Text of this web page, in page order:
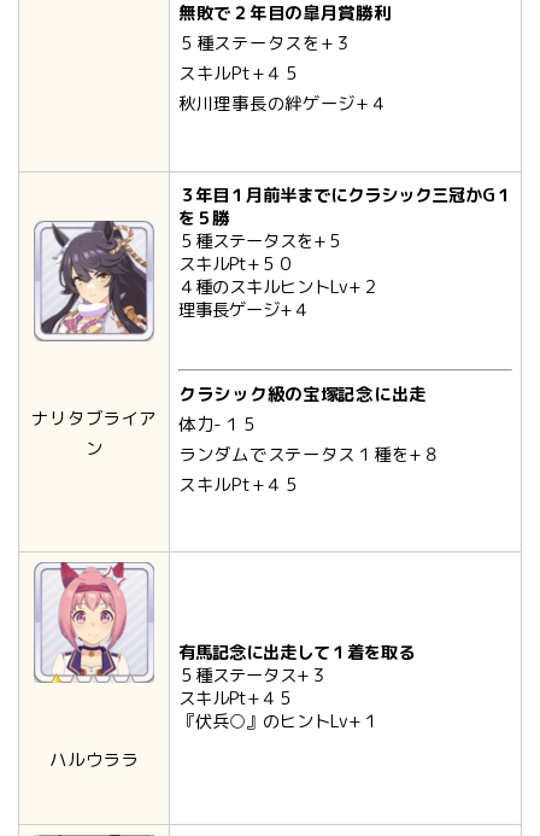
無敗で２年目の皐月賞勝利
５種ステータスを+３
スキルPt+４５
秋川理事長の絆ゲージ+４
ナリタブライア
ン
３年目１月前半までにクラシック三冠かG１
を５勝
５種ステータスを+５
スキルPt+５０
４種のスキルヒントLv+２
理事長ゲージ+４
クラシック級の宝塚記念に出走
体力-１５
ランダムでステータス１種を+８
スキルPt+４５
ハルウララ
有馬記念に出走して１着を取る
５種ステータス+３
スキルPt+４５
『伏兵○』のヒントLv+１